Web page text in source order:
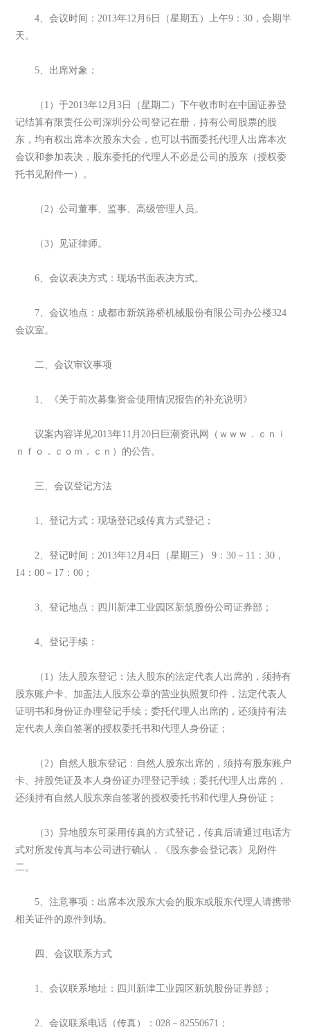
4、会议时间：2013年12月6日（星期五）上午9：30，会期半
天。
5、出席对象：
（1）于2013年12月3日（星期二）下午收市时在中国证券登
记结算有限责任公司深圳分公司登记在册，持有公司股票的股
东，均有权出席本次股东大会，也可以书面委托代理人出席本次
会议和参加表决，股东委托的代理人不必是公司的股东（授权委
托书见附件一）。
（2）公司董事、监事、高级管理人员。
（3）见证律师。
6、会议表决方式：现场书面表决方式。
7、会议地点：成都市新筑路桥机械股份有限公司办公楼324
会议室。
二、会议审议事项
1、《关于前次募集资金使用情况报告的补充说明》
议案内容详见2013年11月20日巨潮资讯网（ｗｗｗ．ｃｎｉ
ｎｆｏ．ｃｏｍ．ｃｎ）的公告。
三、会议登记方法
1、登记方式：现场登记或传真方式登记；
2、登记时间：2013年12月4日（星期三） 9：30－11：30，
14：00－17：00；
3、登记地点：四川新津工业园区新筑股份公司证券部；
4、登记手续：
（1）法人股东登记：法人股东的法定代表人出席的，须持有
股东账户卡、加盖法人股东公章的营业执照复印件，法定代表人
证明书和身份证办理登记手续；委托代理人出席的，还须持有法
定代表人亲自签署的授权委托书和代理人身份证；
（2）自然人股东登记：自然人股东出席的，须持有股东账户
卡、持股凭证及本人身份证办理登记手续；委托代理人出席的，
还须持有自然人股东亲自签署的授权委托书和代理人身份证；
（3）异地股东可采用传真的方式登记，传真后请通过电话方
式对所发传真与本公司进行确认，《股东参会登记表》见附件
二。
5、注意事项：出席本次股东大会的股东或股东代理人请携带
相关证件的原件到场。
四、会议联系方式
1、会议联系地址：四川新津工业园区新筑股份证券部；
2、会议联系电话（传真）：028－82550671；